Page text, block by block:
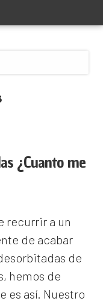
¿Cuanto me
recurrir a un
de acabar
de
hemos de
es así. Nuestro